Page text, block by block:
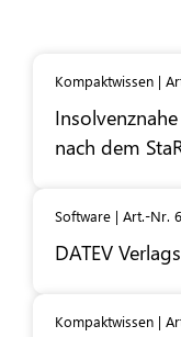
Kompaktwissen |
nach dem
Software | Art.-Nr.
DATEV
Kompaktwissen |